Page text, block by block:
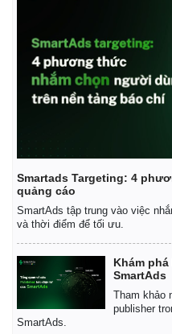
Smartads Targeting: 4
quảng cáo
SmartAds tập trung vào việc
và thời điểm để tối ưu.
Khám
SmartAds
Tham khảo
publisher
SmartAds.